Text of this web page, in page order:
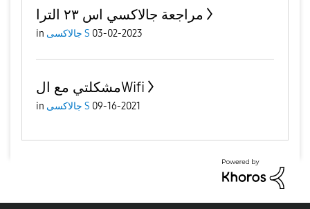
مراجعة جالاكسي اس ٢٣ الترا
in جالاكسى S 03-02-2023
مشكلتي مع الWifi
in جالاكسى S 09-16-2021